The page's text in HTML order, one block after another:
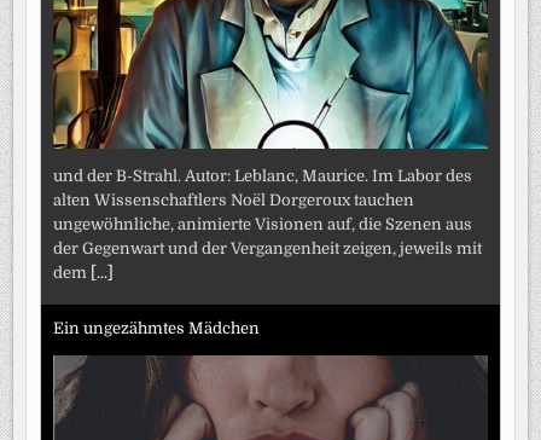
und der B-Strahl. Autor: Leblanc, Maurice. Im Labor des
alten Wissenschaftlers Noël Dorgeroux tauchen
ungewöhnliche, animierte Visionen auf, die Szenen aus
der Gegenwart und der Vergangenheit zeigen, jeweils mit
dem
[...]
Ein ungezähmtes Mädchen